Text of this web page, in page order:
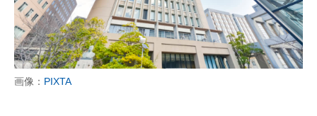
画像： PIXTA